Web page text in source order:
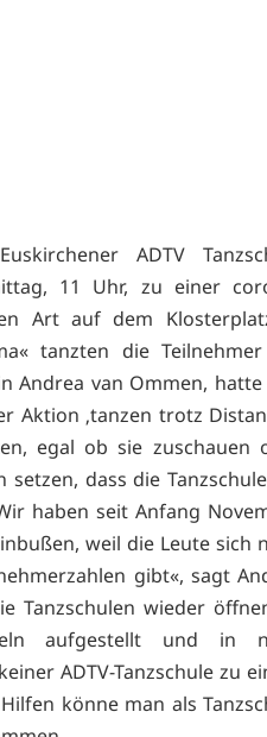
ADTV
11 Uhr, zu einer
Art auf dem
tanzten die
Andrea van Ommen, hatte
Aktion ‚tanzen trotz
egal ob sie zuschauen
dass die
haben seit Anfang
weil die Leute sich
gibt«, sagt
Tanzschulen wieder
aufgestellt und in
ADTV-Tanzschule zu
könne man als